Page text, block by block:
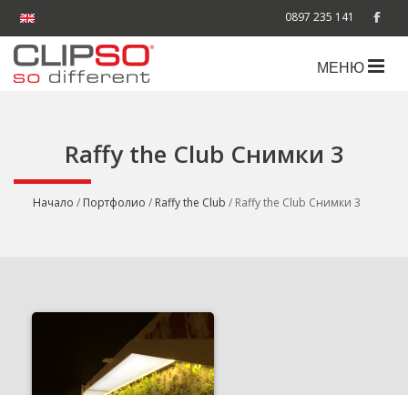
0897 235 141
МЕНЮ
Raffy the Club Снимки 3
Начало / Портфолио / Raffy the Club / Raffy the Club Снимки 3